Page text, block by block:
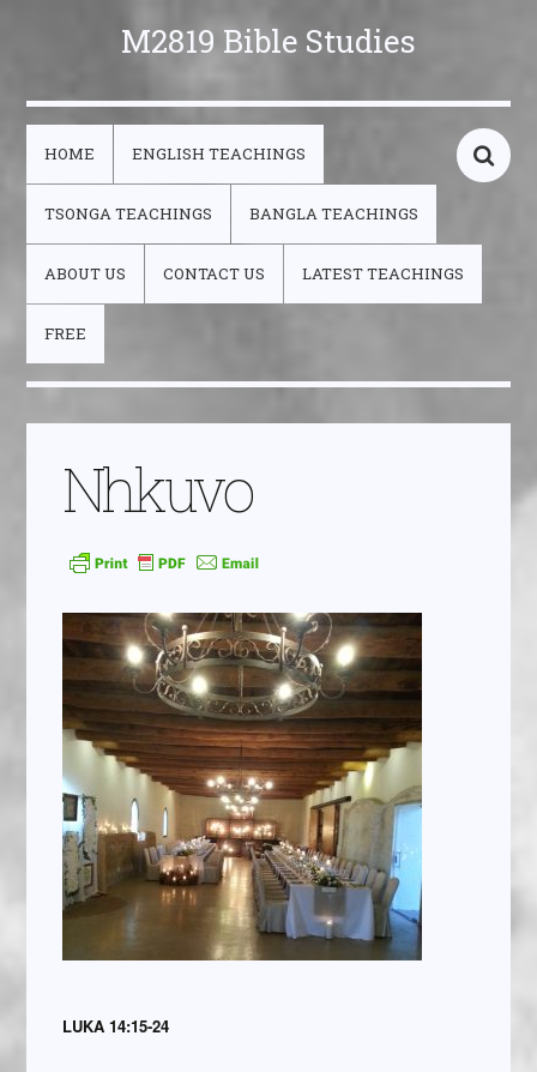
M2819 Bible Studies
HOME ENGLISH TEACHINGS
TSONGA TEACHINGS BANGLA TEACHINGS
ABOUT US CONTACT US LATEST TEACHINGS
FREE
Nhkuvo
LUKA 14:15-24